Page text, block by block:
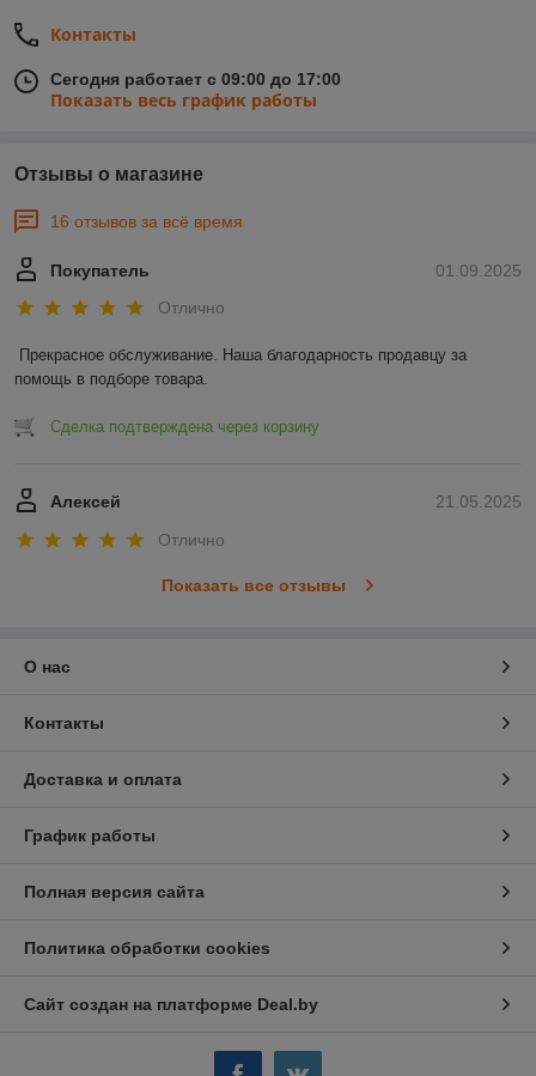
Контакты
Сегодня работает с 09:00 до 17:00
Показать весь график работы
Отзывы о магазине
16 отзывов за всё время
01.09.2025
Покупатель
Отлично
Прекрасное обслуживание. Наша благодарность продавцу за
помощь в подборе товара.
Сделка подтверждена через корзину
21.05.2025
Алексей
Отлично
Показать все отзывы
О нас
Контакты
Доставка и оплата
График работы
Полная версия сайта
Политика обработки cookies
Сайт создан на платформе Deal.by